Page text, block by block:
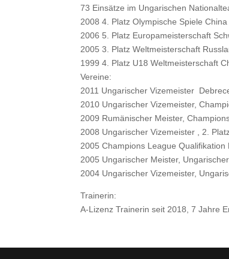
73 Einsätze im Ungarischen
2008 4. Platz Olympische Spiele China
2006 5. Platz Europameisterschaft
2005 3. Platz Weltmeisterschaft
1999 4. Platz U18 Weltmeisterschaft
Vereine:
2011 Ungarischer Vizemeister
2010 Ungarischer Vizemeister,
2009 Rumänischer Meister,
2008 Ungarischer Vizemeister , 2.
2005 Champions League Qualifikation
2005 Ungarischer Meister,
2004 Ungarischer Vizemeister,
Trainerin:
A-Lizenz Trainerin seit 2018, 7 Jahre